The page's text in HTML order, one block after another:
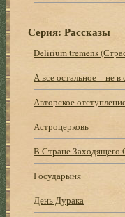
Серия:Рассказы
Delirium tremens
А все остальное – не в
Авторское
Астроцерковь
В Стране Заходящего
Государыня
День Дурака